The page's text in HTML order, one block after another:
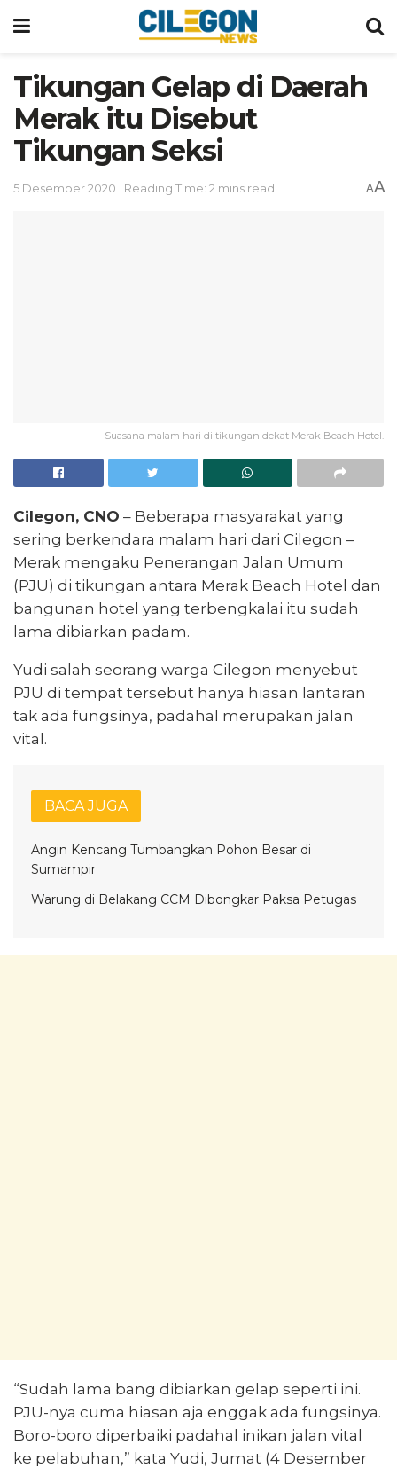
Tikungan Gelap di Daerah
Merak itu Disebut
Tikungan Seksi
5 Desember 2020 Reading Time: 2 mins read AA
Suasana malam hari di tikungan dekat Merak Beach Hotel.
Cilegon, CNO – Beberapa masyarakat yang
sering berkendara malam hari dari Cilegon –
Merak mengaku Penerangan Jalan Umum
(PJU) di tikungan antara Merak Beach Hotel dan
bangunan hotel yang terbengkalai itu sudah
lama dibiarkan padam.
Yudi salah seorang warga Cilegon menyebut
PJU di tempat tersebut hanya hiasan lantaran
tak ada fungsinya, padahal merupakan jalan
vital.
BACA JUGA
Angin Kencang Tumbangkan Pohon Besar di
Sumampir
Warung di Belakang CCM Dibongkar Paksa Petugas
“Sudah lama bang dibiarkan gelap seperti ini.
PJU-nya cuma hiasan aja enggak ada fungsinya.
Boro-boro diperbaiki padahal inikan jalan vital
ke pelabuhan,” kata Yudi, Jumat (4 Desember